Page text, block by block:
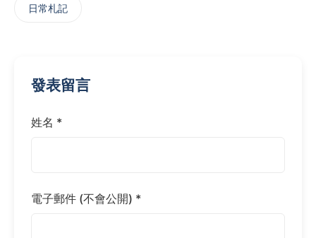
日常札記
發表留言
姓名 *
電子郵件 (不會公開) *